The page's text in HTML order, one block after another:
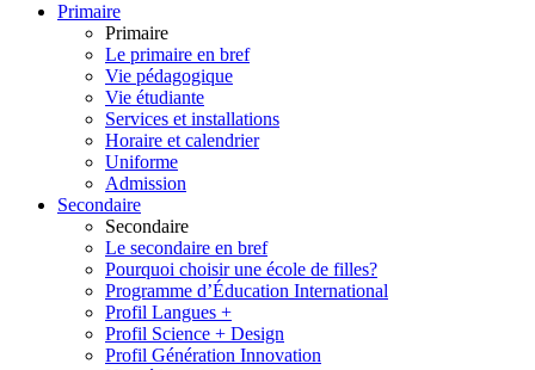
Primaire
Primaire
Le primaire en bref
Vie pédagogique
Vie étudiante
Services et installations
Horaire et calendrier
Uniforme
Admission
Secondaire
Secondaire
Le secondaire en bref
Pourquoi choisir une école de filles?
Programme d’Éducation International
Profil Langues +
Profil Science + Design
Profil Génération Innovation